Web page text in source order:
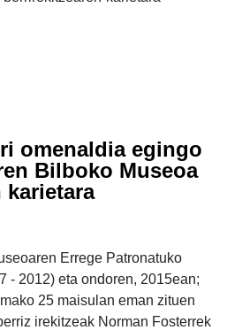
omenaldia egingo
Bilboko Museoa
karietara
Errege Patronatuko
- 2012) eta ondoren, 2015ean;
25 maisulan eman zituen
irekitzeak Norman Fosterrek